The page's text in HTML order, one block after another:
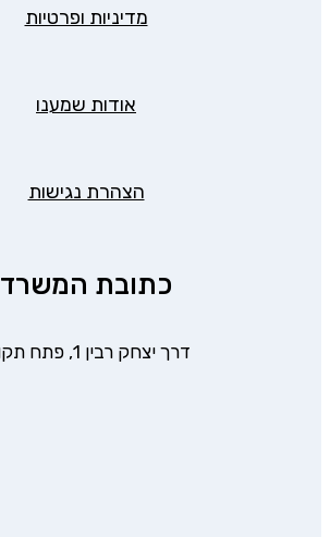
מדיניות ופרטיות
אודות שמענו
הצהרת נגישות
כתובת המשרד
דרך יצחק רבין 1, פתח תקווה